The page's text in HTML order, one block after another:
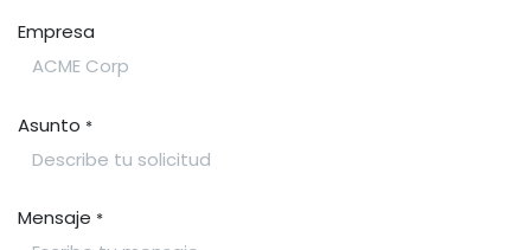
Empresa
Asunto *
Mensaje *